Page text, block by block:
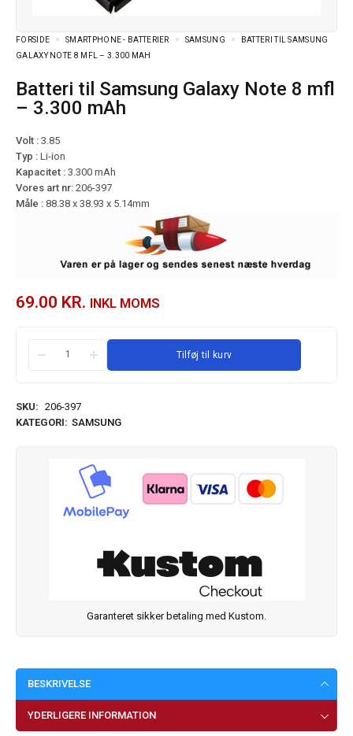
FORSIDE SMARTPHONE - BATTERIER SAMSUNG
BATTERI TIL SAMSUNG
GALAXY NOTE 8 MFL – 3.300 MAH
Batteri til Samsung Galaxy Note 8 mfl
– 3.300 mAh
Volt : 3.85
Typ : Li-ion
Kapacitet : 3.300 mAh
Vores art nr: 206-397
Måle : 88.38 x 38.93 x 5.14mm
69.00 KR. INKL MOMS
Tilføj til kurv
SKU: 206-397
KATEGORI: SAMSUNG
Garanteret sikker betaling med Kustom.
BESKRIVELSE
YDERLIGERE INFORMATION